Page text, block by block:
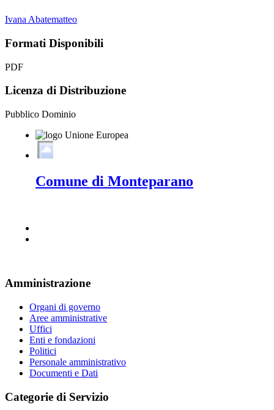
Ivana Abatematteo
Formati Disponibili
PDF
Licenza di Distribuzione
Pubblico Dominio
Comune di Monteparano
Amministrazione
Organi di governo
Aree amministrative
Uffici
Enti e fondazioni
Politici
Personale amministrativo
Documenti e Dati
Categorie di Servizio